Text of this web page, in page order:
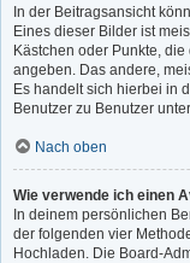
In der Beitragsansicht
Eines dieser Bilder ist
Kästchen oder Punkte,
angeben. Das andere,
Es handelt sich hierbei in
Benutzer zu Benutzer
Nach oben
Wie verwende ich einen
In deinem persönlichen
der folgenden vier
Hochladen. Die Board-